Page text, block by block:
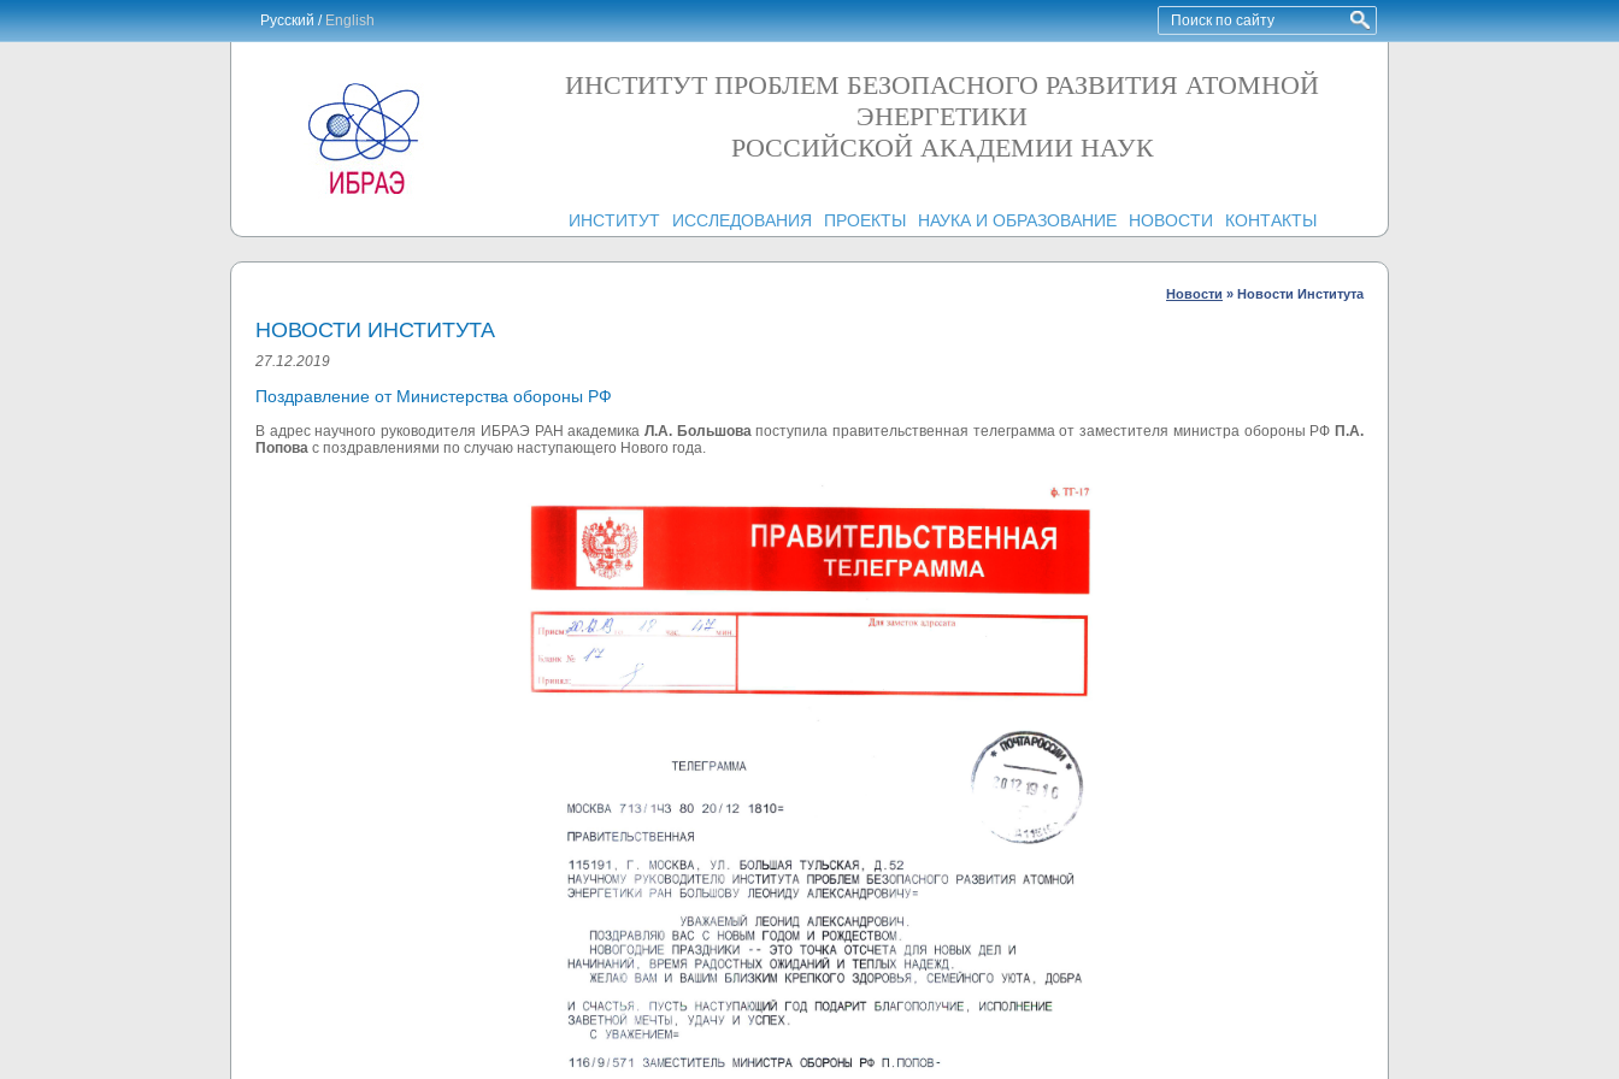
Русский /English
ИНСТИТУТ ПРОБЛЕМ БЕЗОПАСНОГО РАЗВИТИЯ АТОМНОЙ
ЭНЕРГЕТИКИ
РОССИЙСКОЙ АКАДЕМИИ НАУК
ИНСТИТУТ ИССЛЕДОВАНИЯ ПРОЕКТЫ НАУКА И ОБРАЗОВАНИЕ НОВОСТИ КОНТАКТЫ
Новости » Новости Института
НОВОСТИ ИНСТИТУТА
27.12.2019
Поздравление от Министерства обороны РФ
В адреснаучного руководителя ИБРАЭ РАН академика Л.А. Большовапоступила правительственная телеграмма от заместителя министра обороны РФ П.А.
Попова с поздравлениями по случаю наступающего Нового года.